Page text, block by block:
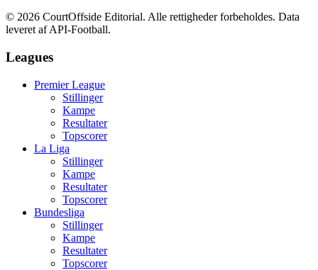
© 2026 CourtOffside Editorial. Alle rettigheder forbeholdes. Data
leveret af API-Football.
Leagues
Premier League
Stillinger
Kampe
Resultater
Topscorer
La Liga
Stillinger
Kampe
Resultater
Topscorer
Bundesliga
Stillinger
Kampe
Resultater
Topscorer